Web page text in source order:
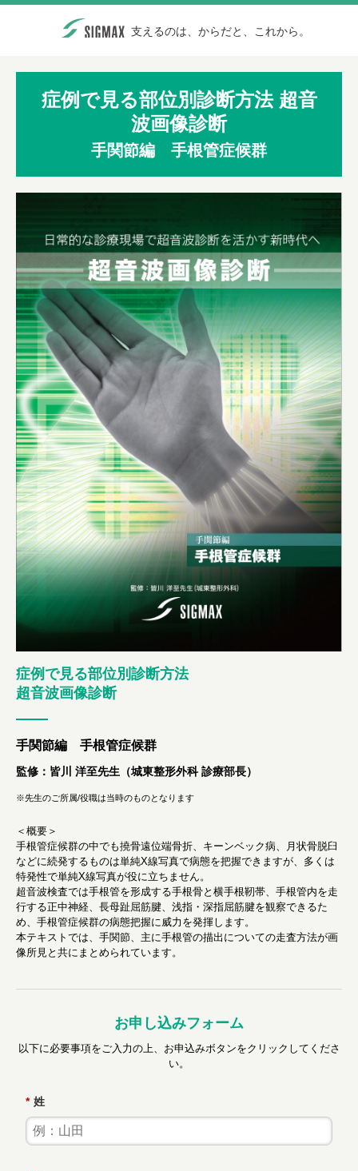
支えるのは、からだと、これから。
症例で見る部位別診断方法 超音
波画像診断
手関節編 手根管症候群
症例で見る部位別診断方法
超音波画像診断
手関節編 手根管症候群
監修：皆川 洋至先生（城東整形外科 診療部長）
※先生のご所属/役職は当時のものとなります
＜概要＞
手根管症候群の中でも撓骨遠位端骨折、キーンベック病、月状骨脱臼
などに続発するものは単純X線写真で病態を把握できますが、多くは
特発性で単純X線写真が役に立ちません。
超音波検査では手根管を形成する手根骨と横手根靭帯、手根管内を走
行する正中神経、長母趾屈筋腱、浅指・深指屈筋腱を観察できるた
め、手根管症候群の病態把握に威力を発揮します。
本テキストでは、手関節、主に手根管の描出についての走査方法が画
像所見と共にまとめられています。
お申し込みフォーム
以下に必要事項をご入力の上、お申込みボタンをクリックしてくださ
い。
* 姓